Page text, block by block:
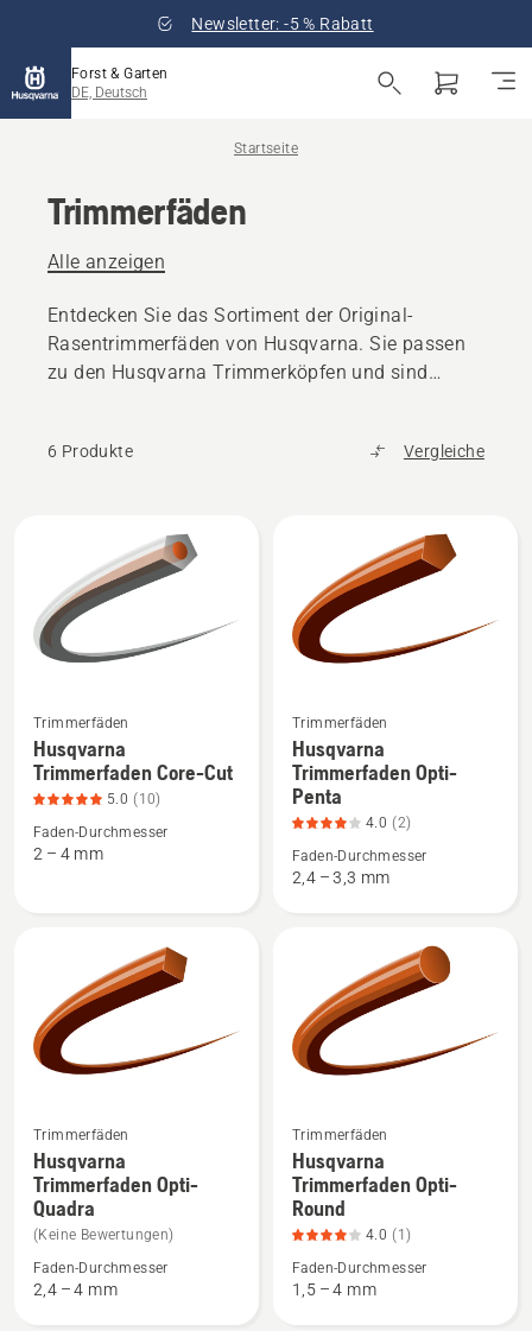
Newsletter: -5 % Rabatt
Forst & Garten
DE, Deutsch
Startseite
Trimmerfäden
Alle anzeigen
Entdecken Sie das Sortiment der Original-
Rasentrimmerfäden von Husqvarna. Sie passen
zu den Husqvarna Trimmerköpfen und sind
6 Produkte Vergleiche
Produkte
Mehr
Details
Husqvarna
Trimmerfaden
Produktbewertung
von
Trimmerfäden
Husqvarna
Trimmerfaden Core-Cut
5.0 (10)
Faden-Durchmesser
2 – 4 mm
Mehr
Details
zu
Husqvarna
Opti-
Produktbewertung
von
Trimmerfäden
Husqvarna
Trimmerfaden Opti-
Penta
4.0 (2)
Faden-Durchmesser
2,4 – 3,3 mm
Mehr
Details
zu
Husqvarna
Opti-
Trimmerfäden
Husqvarna
Trimmerfaden Opti-
Quadra
(Keine Bewertungen)
Faden-Durchmesser
2,4 – 4 mm
Mehr
Details
zu
Husqvarna
Opti-
Trimmerfäden
Husqvarna
Trimmerfaden Opti-
Round
4.0 (1)
Faden-Durchmesser
1,5 – 4 mm